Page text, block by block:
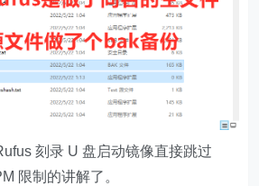
刻录 U 盘启动镜像直接跳过
限制的讲解了。